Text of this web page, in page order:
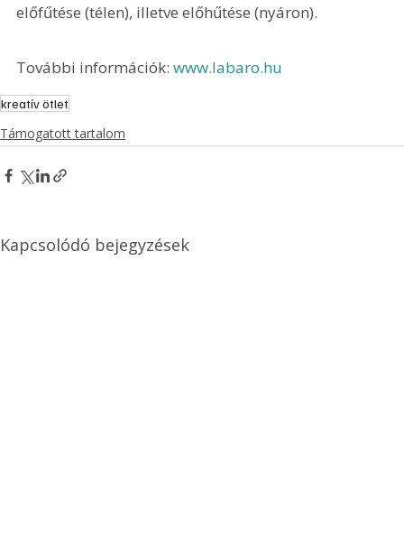
előfűtése (télen), illetve előhűtése (nyáron).
További információk: www.labaro.hu
kreatív ötlet
Támogatott tartalom
Kapcsolódó bejegyzések